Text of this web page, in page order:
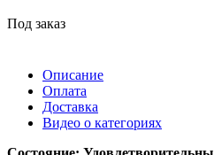
Под заказ
Описание
Оплата
Доставка
Видео о категориях